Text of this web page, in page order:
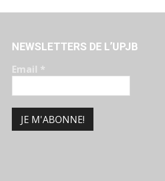
NEWSLETTERS DE L’UPJB
Email *